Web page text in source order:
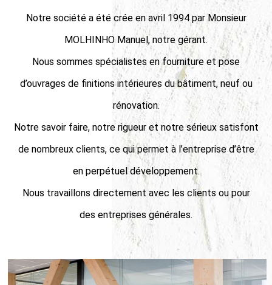
Notre société a été crée en avril 1994 par Monsieur
MOLHINHO Manuel, notre gérant.
Nous sommes spécialistes en fourniture et pose
d’ouvrages de finitions intérieures du bâtiment, neuf ou
rénovation.
Notre savoir faire, notre rigueur et notre sérieux satisfont
de nombreux clients, ce qui permet à l’entreprise d’être
en perpétuel développement.
Nous travaillons directement avec les clients ou pour
des entreprises générales.